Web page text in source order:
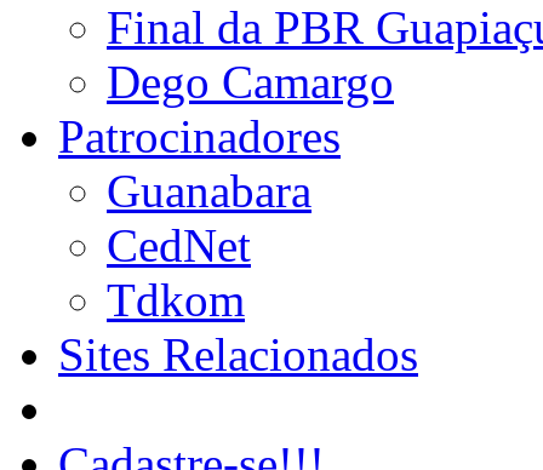
Final da PBR
Dego Camargo
Patrocinadores
Guanabara
CedNet
Tdkom
Sites Relacionados